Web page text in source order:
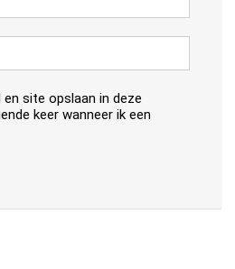
en site opslaan in deze
keer wanneer ik een